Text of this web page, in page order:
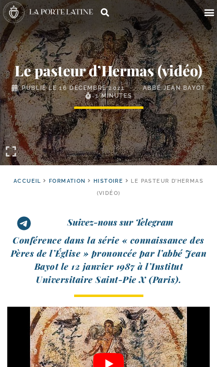
Le pasteur d’Hermas (vidéo)
PUBLIÉ LE16 DÉCEMBRE 2021
ABBÉ JEAN BAYOT
1 MINUTES
ACCUEIL FORMATION HISTOIRE
LE PASTEUR D’HERMAS
(VIDÉO)
Suivez-nous sur Telegram
Conférence dans la série « connais­sance des
Pères de l’Église » pro­non­cée par l’ab­bé Jean
Bayot le 12 jan­vier 1987 à l’Institut
Universitaire Saint-​Pie X (Paris).